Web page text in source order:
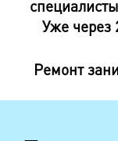
Уже через
Ремонт